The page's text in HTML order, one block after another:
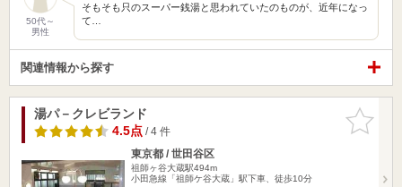
50代～
男性
そもそも只のスーパー銭湯と思われていたのものが、近年になっ
て…
関連情報から探す
お気に入
りに追加
湯パ－クレビランド
4.5点/ 4 件
東京都 / 世田谷区
祖師ヶ谷大蔵駅494m
小田急線「祖師ケ谷大蔵」駅下車、徒歩10分